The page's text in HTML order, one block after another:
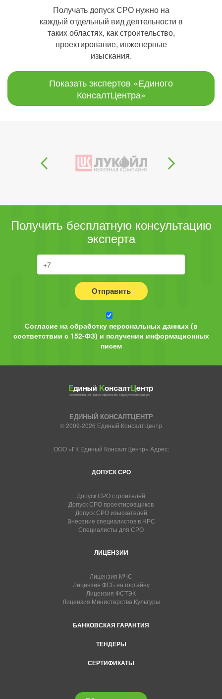
Получать допуск СРО нужно на
каждый отдельный вид деятельности в
таких областях, как строительство,
проектирование, инженерные
изыскания.
Показать экспертов «Единого
КонсалтЦентра»
Получить бесплатную консультацию
эксперта
Отправить
Согласие на обработку персональных данных (в
соответствии с 152-ФЗ) и получении информационных
писем
ЕДИНЫЙ КОНСАЛТЦЕНТР
© 2009-2026 Единый КонсалтЦентр
ООО «ГК Единый КонсалтЦентр» Адрес:
ДОПУСК СРО
Допуск СРО строителей
Допуск СРО проектировщиков
Допуск СРО изыскателей
Внесение специалистов в НРС
Специалисты для СРО
ЛИЦЕНЗИИ
Лицензия МЧС
Лицензия ФСБ на гостайну
Лицензия ФСТЭК
Лицензия Министерства Культуры
БАНКОВСКАЯ ГАРАНТИЯ
ТЕНДЕРЫ
СЕРТИФИКАТЫ